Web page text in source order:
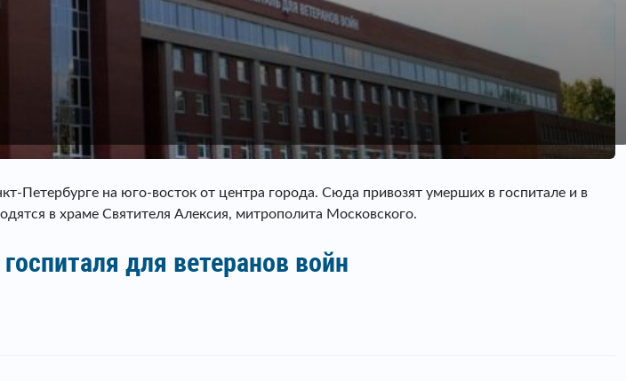
Петербурге на юго-восток от центра города. Сюда привозят умерших в госпитале и в
в храме Святителя Алексия, митрополита Московского.
для ветеранов войн